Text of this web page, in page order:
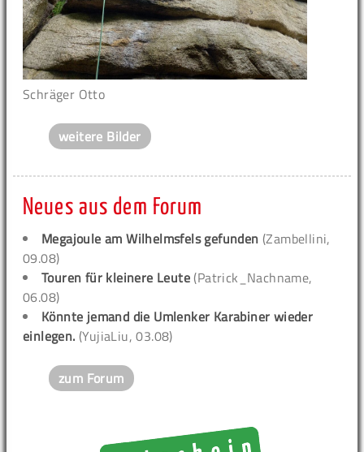
Schräger Otto
weitere Bilder
Neues aus dem Forum
Megajoule am Wilhelmsfels gefunden (Zambellini,
09.08)
Touren für kleinere Leute (Patrick_Nachname,
06.08)
Könnte jemand die Umlenker Karabiner wieder
einlegen. (YujiaLiu, 03.08)
zum Forum